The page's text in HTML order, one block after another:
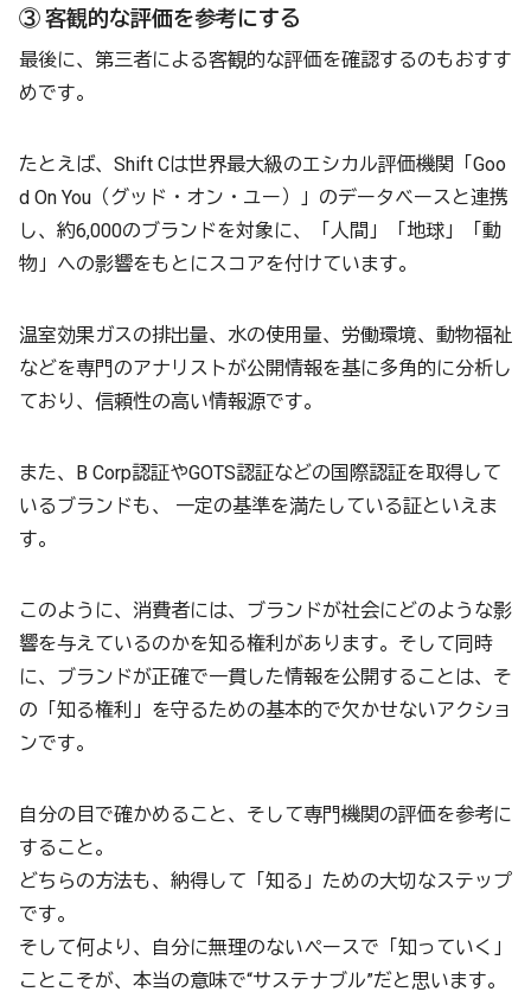
③ 客観的な評価を参考にする
最後に、第三者による客観的な評価を確認するのもおすす
めです。
たとえば、Shift Cは世界最大級のエシカル評価機関「Goo
d On You（グッド・オン・ユー）」のデータベースと連携
し、約6,000のブランドを対象に、「人間」「地球」「動
物」への影響をもとにスコアを付けています。
温室効果ガスの排出量、水の使用量、労働環境、動物福祉
などを専門のアナリストが公開情報を基に多角的に分析し
ており、信頼性の高い情報源です。
また、B Corp認証やGOTS認証などの国際認証を取得して
いるブランドも、 一定の基準を満たしている証といえま
す。
このように、消費者には、ブランドが社会にどのような影
響を与えているのかを知る権利があります。そして同時
に、ブランドが正確で一貫した情報を公開することは、そ
の「知る権利」を守るための基本的で欠かせないアクショ
ンです。
自分の目で確かめること、そして専門機関の評価を参考に
すること。
どちらの方法も、納得して「知る」ための大切なステップ
です。
そして何より、自分に無理のないペースで「知っていく」
ことこそが、本当の意味で“サステナブル”だと思います。